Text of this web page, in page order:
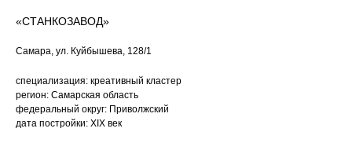
«СТАНКОЗАВОД»
Самара, ул. Куйбышева, 128/1
специализация: креативный кластер
регион: Самарская область
федеральный округ: Приволжский
дата постройки: ХIХ век